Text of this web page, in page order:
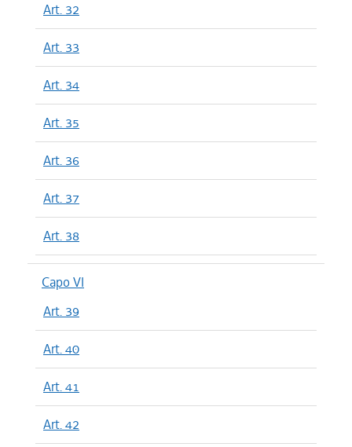
Art. 32
Art. 33
Art. 34
Art. 35
Art. 36
Art. 37
Art. 38
Capo VI
Art. 39
Art. 40
Art. 41
Art. 42